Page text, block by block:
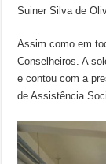
Suiner Silva de
Assim como em
Conselheiros. A
e contou com a
de Assistência